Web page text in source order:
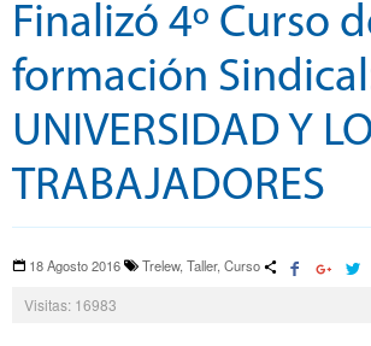
Finalizó 4º Curso
formación
UNIVERSIDAD Y
TRABAJADORES
18 Agosto 2016 Trelew, Taller, Curso
Visitas: 16983